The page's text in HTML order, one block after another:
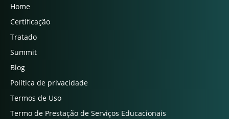
Home
Certificação
Tratado
Summit
Blog
Política de privacidade
Termos de Uso
Termo de Prestação de Serviços Educacionais